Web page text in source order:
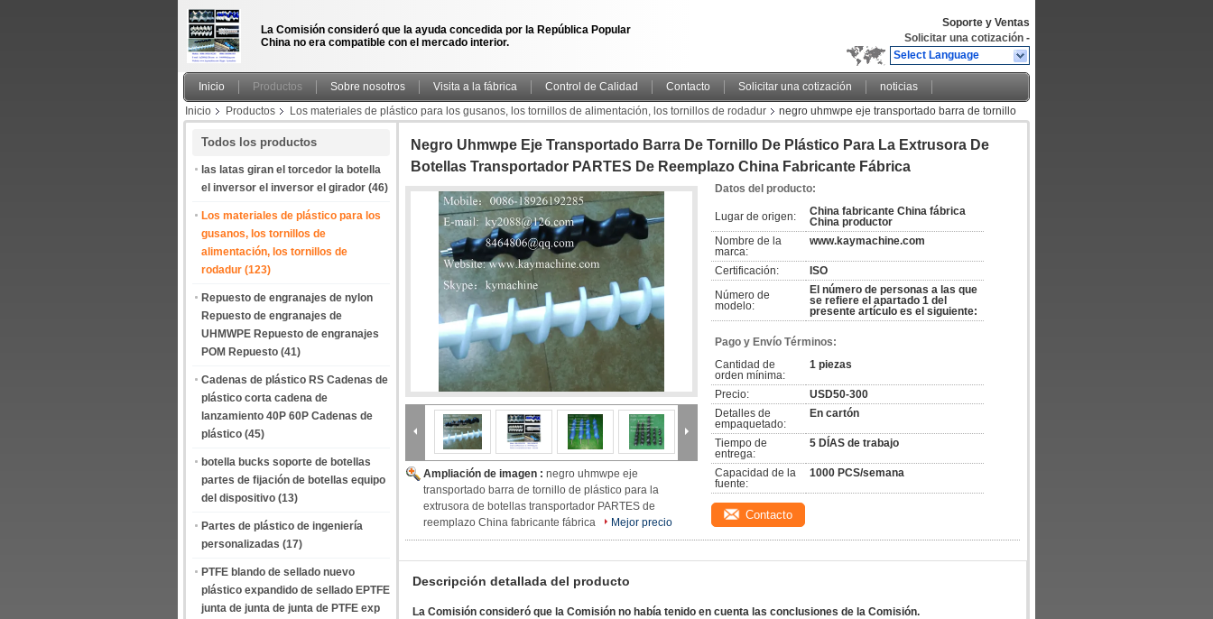
La Comisión consideró que la ayuda concedida por la República Popular
China no era compatible con el mercado interior.
Soporte y Ventas
Solicitar una cotización -
Select Language
Inicio Productos Sobre nosotros Visita a la fábrica Control de Calidad Contacto Solicitar una cotización
noticias
Inicio
Productos Los materiales de plástico para los gusanos, los tornillos de alimentación, los tornillos de rodadur
negro uhmwpe eje transportado barra de tornillo
Todos los productos
las latas giran el torcedor la botella
el inversor el inversor el girador (46)
Los materiales de plástico para los
gusanos, los tornillos de
alimentación, los tornillos de
rodadur (123)
Repuesto de engranajes de nylon
Repuesto de engranajes de
UHMWPE Repuesto de engranajes
POM Repuesto (41)
Cadenas de plástico RS Cadenas de
plástico corta cadena de
lanzamiento 40P 60P Cadenas de
plástico (45)
botella bucks soporte de botellas
partes de fijación de botellas equipo
del dispositivo (13)
Partes de plástico de ingeniería
personalizadas (17)
PTFE blando de sellado nuevo
plástico expandido de sellado EPTFE
junta de junta de junta de PTFE exp
Negro Uhmwpe Eje Transportado Barra De Tornillo De Plástico Para La Extrusora De
Botellas Transportador PARTES De Reemplazo China Fabricante Fábrica
Ampliación de imagen : negro uhmwpe eje
transportado barra de tornillo de plástico para la
extrusora de botellas transportador PARTES de
reemplazo China fabricante fábrica
Mejor precio
Datos del producto:
Lugar de origen:
China fabricante China fábrica
China productor
Nombre de la
marca:
www.kaymachine.com
Certificación:
ISO
Número de
modelo:
El número de personas a las que
se refiere el apartado 1 del
presente artículo es el siguiente:
Pago y Envío Términos:
Cantidad de
orden mínima:
1 piezas
Precio:
USD50-300
Detalles de
empaquetado:
En cartón
Tiempo de
entrega:
5 DÍAS de trabajo
Capacidad de la
fuente:
1000 PCS/semana
Contacto
Descripción detallada del producto
La Comisión consideró que la Comisión no había tenido en cuenta las conclusiones de la Comisión.